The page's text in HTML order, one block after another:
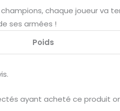
chaque joueur va
ses armées !
Poids
ayant acheté ce produit